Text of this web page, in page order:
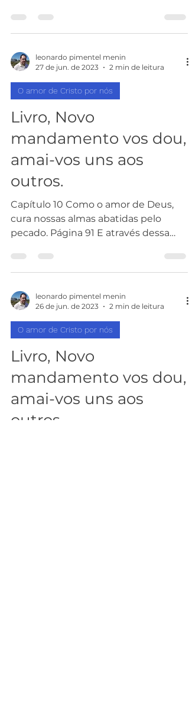
leonardo pimentel menin
27 de jun. de 2023
2 min de leitura
O amor de Cristo por nós
Livro, Novo
mandamento vos dou,
amai-vos uns aos
outros.
Capítulo 10 Como o amor de Deus,
cura nossas almas abatidas pelo
pecado. Página 91 E através dessa
e...
leonardo pimentel menin
26 de jun. de 2023
2 min de leitura
O amor de Cristo por nós
Livro, Novo
mandamento vos dou,
amai-vos uns aos
outros.